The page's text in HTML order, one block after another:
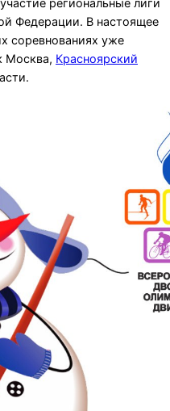
региональные лиги
Федерации. В настоящее
соревнованиях уже
Москва, Красноярский